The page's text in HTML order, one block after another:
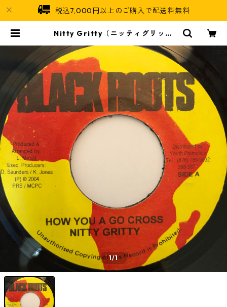
税込7,000円以上のご購入で配送料無料
Nitty Gritty（ニッティグリッテ
20256】 | Jamaican Soul
1/1